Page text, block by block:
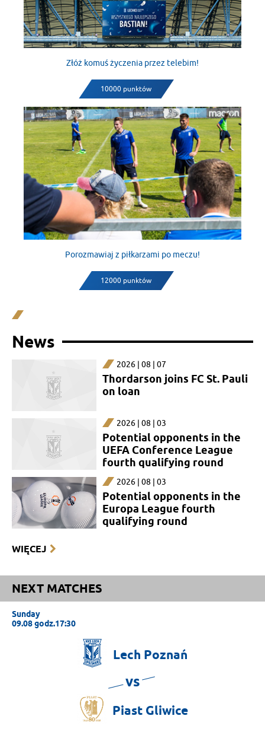
Złóż komuś życzenia przez telebim!
10000 punktów
Porozmawiaj z piłkarzami po meczu!
12000 punktów
News
2026 | 08 | 07
Thordarson joins FC St. Pauli
on loan
2026 | 08 | 03
Potential opponents in the
UEFA Conference League
fourth qualifying round
2026 | 08 | 03
Potential opponents in the
Europa League fourth
qualifying round
WIĘCEJ
NEXT MATCHES
Sunday
09.08 godz.17:30
Lech Poznań
vs
Piast Gliwice